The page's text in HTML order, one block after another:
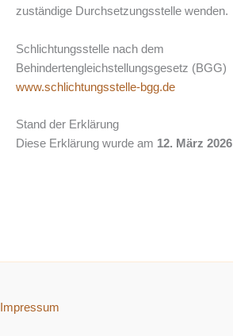
zuständige Durchsetzungsstelle wenden.
Schlichtungsstelle nach dem
Behindertengleichstellungsgesetz (BGG)
www.schlichtungsstelle-bgg.de
Stand der Erklärung
Diese Erklärung wurde am 12. März 2026
Impressum